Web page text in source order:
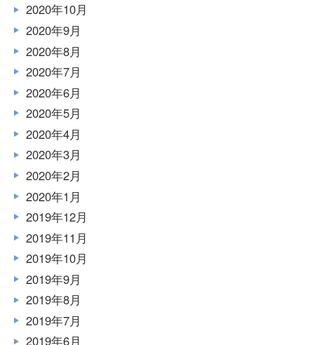
2020年10月
2020年9月
2020年8月
2020年7月
2020年6月
2020年5月
2020年4月
2020年3月
2020年2月
2020年1月
2019年12月
2019年11月
2019年10月
2019年9月
2019年8月
2019年7月
2019年6月